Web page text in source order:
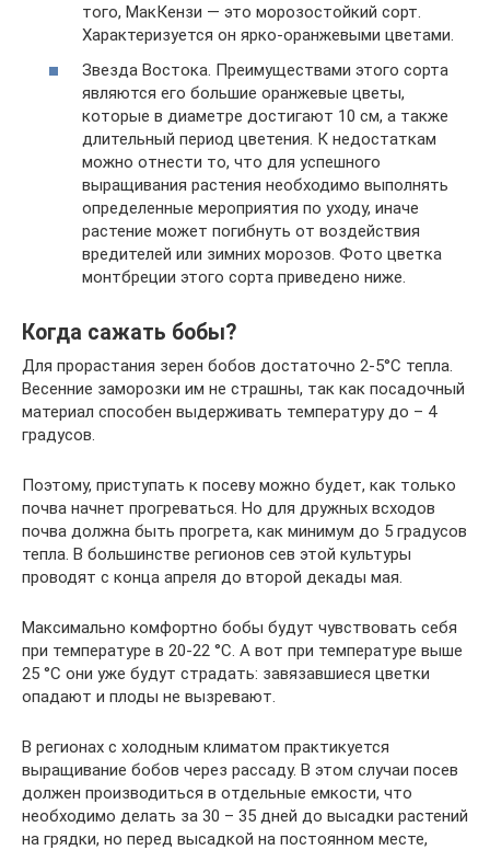
того, МакКензи — это морозостойкий сорт.
Характеризуется он ярко-оранжевыми цветами.
Звезда Востока. Преимуществами этого сорта
являются его большие оранжевые цветы,
которые в диаметре достигают 10 см, а также
длительный период цветения. К недостаткам
можно отнести то, что для успешного
выращивания растения необходимо выполнять
определенные мероприятия по уходу, иначе
растение может погибнуть от воздействия
вредителей или зимних морозов. Фото цветка
монтбреции этого сорта приведено ниже.
Когда сажать бобы?
Для прорастания зерен бобов достаточно 2-5°C тепла.
Весенние заморозки им не страшны, так как посадочный
материал способен выдерживать температуру до – 4
градусов.
Поэтому, приступать к посеву можно будет, как только
почва начнет прогреваться. Но для дружных всходов
почва должна быть прогрета, как минимум до 5 градусов
тепла. В большинстве регионов сев этой культуры
проводят с конца апреля до второй декады мая.
Максимально комфортно бобы будут чувствовать себя
при температуре в 20-22 °C. А вот при температуре выше
25 °C они уже будут страдать: завязавшиеся цветки
опадают и плоды не вызревают.
В регионах с холодным климатом практикуется
выращивание бобов через рассаду. В этом случаи посев
должен производиться в отдельные емкости, что
необходимо делать за 30 – 35 дней до высадки растений
на грядки, но перед высадкой на постоянном месте,